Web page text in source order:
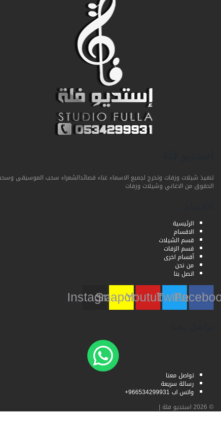
تنفيذ شيلات وزفات وتخرج لجميع الاسماء غناء قصائدالشعراء سحب الموسيقى وسحب
الحقوق من الاغاني وشيلات وزفات
الرئيسية
الاقسام
قسم الشيلات
قسم الزفات
أقسام اخرى
من نحن
اتصل بنا
Twitter
Youtube
Snapchat
Instagram
تواصل معنا
رسالة سريعة
واتس اب 966534299931+
استديو فلة|